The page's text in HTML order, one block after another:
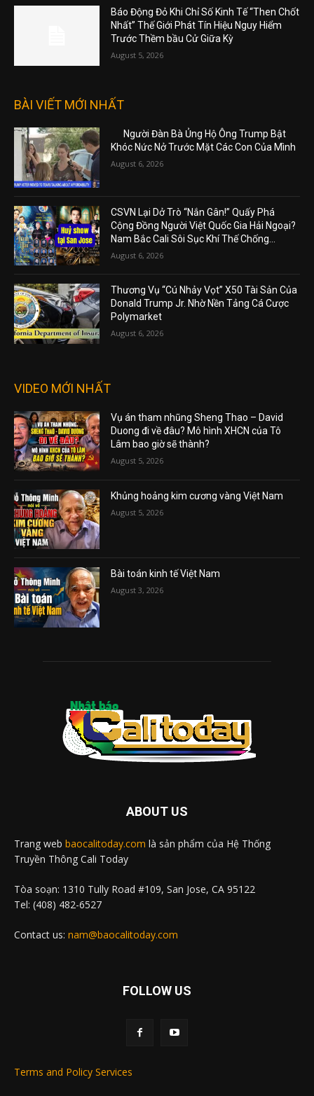
Báo Động Đỏ Khi Chỉ Số Kinh Tế “Then Chốt
Nhất” Thế Giới Phát Tín Hiệu Nguy Hiểm
Trước Thềm bầu Cử Giữa Kỳ
August 5, 2026
BÀI VIẾT MỚI NHẤT
Người Đàn Bà Ủng Hộ Ông Trump Bật
Khóc Nức Nở Trước Mặt Các Con Của Mình
August 6, 2026
CSVN Lại Dở Trò “Nắn Gân!” Quấy Phá
Cộng Đồng Người Việt Quốc Gia Hải Ngoại?
Nam Bắc Cali Sôi Sục Khí Thế Chống...
August 6, 2026
Thương Vụ “Cú Nhảy Vọt” X50 Tài Sản Của
Donald Trump Jr. Nhờ Nền Tảng Cá Cược
Polymarket
August 6, 2026
VIDEO MỚI NHẤT
Vụ án tham nhũng Sheng Thao – David
Duong đi về đâu? Mô hình XHCN của Tô
Lâm bao giờ sẽ thành?
August 5, 2026
Khủng hoảng kim cương vàng Việt Nam
August 5, 2026
Bài toán kinh tế Việt Nam
August 3, 2026
ABOUT US
Trang web baocalitoday.com là sản phẩm của Hệ Thống
Truyền Thông Cali Today
Tòa soạn: 1310 Tully Road #109, San Jose, CA 95122
Tel: (408) 482-6527
Contact us: nam@baocalitoday.com
FOLLOW US
Terms and Policy Services